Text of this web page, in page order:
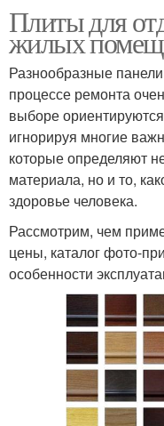
Плиты для
жилых
Разнообразные
процессе ремонта
выборе
игнорируя многие
которые определяют
материала, но и то,
здоровье человека.
Рассмотрим, чем
цены, каталог фото-
особенности